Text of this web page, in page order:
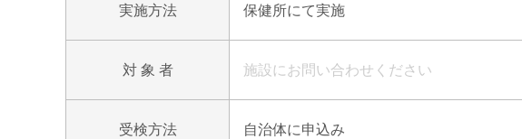
実施方法 保健所にて実施
対 象 者 施設にお問い合わせください
受検方法 自治体に申込み